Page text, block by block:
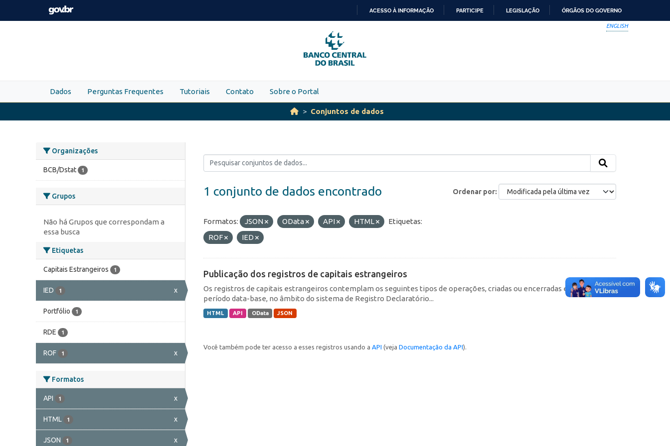
Skip to main content
PARA
O
CONTEÚDO
ACESSO À INFORMAÇÃO PARTICIPE LEGISLAÇÃO ÓRGÃOS DO GOVERNO
ENGLISH
Dados Perguntas Frequentes Tutoriais Contato Sobre o Portal
Conjuntos de dados
Organizações
BCB/Dstat 1
Grupos
Não há Grupos que correspondam a
essa busca
Etiquetas
Capitais Estrangeiros 1
IED 1 x
Portfólio 1
RDE 1
ROF 1 x
Formatos
API 1 x
HTML 1 x
JSON 1 x
Ordenar por
1 conjunto de dados encontrado
Formatos: JSON OData API HTML
Etiquetas:
ROF
IED
Publicação dos registros de capitais estrangeiros
Os registros de capitais estrangeiros contemplam os seguintes tipos de operações, criadas ou encerradas em cada
período data-base, no âmbito do sistema de Registro Declaratório...
HTML API OData JSON
Você também pode ter acesso a esses registros usando a API (veja Documentação da API).